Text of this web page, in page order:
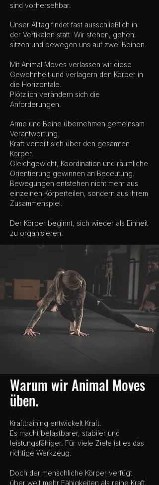
sind vorhersehbar.
Unser Alltag findet fast ausschließlich in
der Vertikalen statt. Wir stehen, gehen,
sitzen und bewegen uns auf zwei Beinen.
Mit Animal Moves verlassen wir diese
Gewohnheit und verlagern den Körper in
die Horizontale.
Plötzlich verändern sich die
Anforderungen.
Arme und Beine übernehmen gemeinsam
Verantwortung.
Kraft verteilt sich über den gesamten
Körper.
Gleichgewicht, Koordination und räumliche
Orientierung gewinnen an Bedeutung.
Bewegungen entstehen nicht mehr aus
einzelnen Körperteilen, sondern aus ihrem
Zusammenspiel.
Der Körper beginnt, sich wieder als Einheit
zu organisieren.
Warum wir Animal Moves
üben.
Krafttraining entwickelt Kraft.
Es macht belastbarer, stabiler und
leistungsfähiger. Für viele Ziele ist es das
richtige Werkzeug.
Doch der menschliche Körper verfügt
über weit mehr Fähigkeiten als reine Kraft.